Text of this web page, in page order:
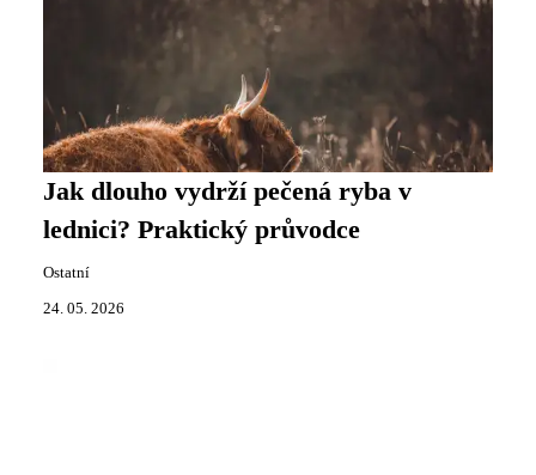
Jak dlouho vydrží pečená ryba v
lednici? Praktický průvodce
Ostatní
24. 05. 2026